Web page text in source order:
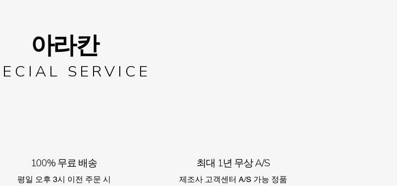
아라칸
SERVICE
100% 무료 배송
평일 오후 3시 이전 주문 시
최대 1년 무상 A/S
제조사 고객센터 A/S 가능 정품